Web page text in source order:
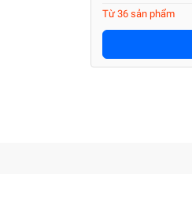
Từ 36 sản phẩm